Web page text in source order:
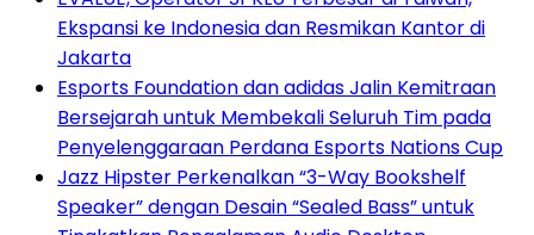
Ekspansi ke Indonesia dan Resmikan Kantor di
Jakarta
Esports Foundation dan adidas Jalin Kemitraan
Bersejarah untuk Membekali Seluruh Tim pada
Penyelenggaraan Perdana Esports Nations Cup
Jazz Hipster Perkenalkan “3-Way Bookshelf
Speaker” dengan Desain “Sealed Bass” untuk